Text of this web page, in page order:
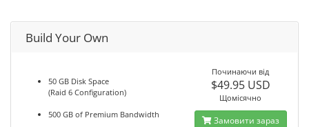
Build Your Own
50 GB Disk Space
(Raid 6 Configuration)
500 GB of Premium Bandwidth
Починаючи від
$49.95 USD
Щомісячно
Замовити зараз